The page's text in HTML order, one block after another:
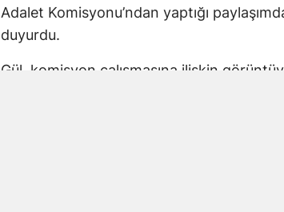
Adalet Komisyonu’ndan yaptığı
duyurdu.
Gül, komisyon çalışmasına ilişkin